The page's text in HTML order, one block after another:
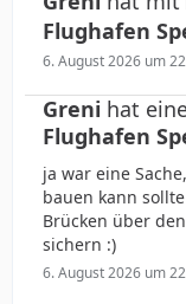
Flughafen
6. August 2026 um
Greni hat
Flughafen
ja war eine
bauen kann
Brücken über
sichern :)
6. August 2026 um